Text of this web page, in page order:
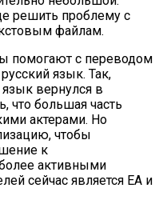
решить проблему с
файлам.
помогают с переводом
язык. Так,
язык вернулся в
что большая часть
актерами. Но
чтобы
к
активными
сейчас является EA и